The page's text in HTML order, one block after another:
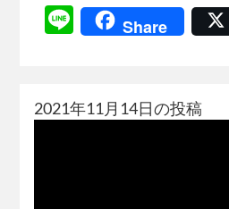
LineShare
2021年11月14日の投稿